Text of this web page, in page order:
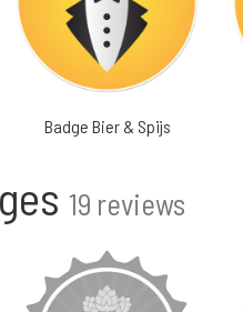
Badge Bier & Spijs
19 reviews